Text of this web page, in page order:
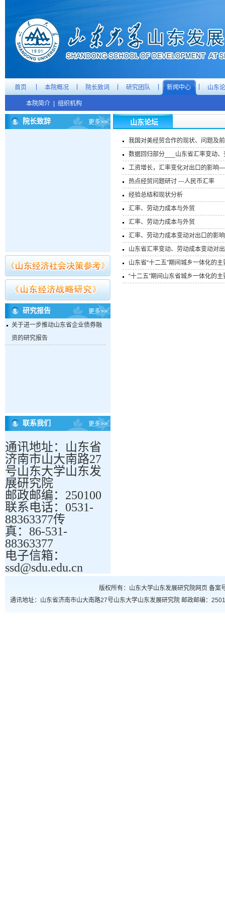
首页 本院概况 院长致词 研究团队 新闻中心 山东
本院简介 组织机构
院长致辞 更多>>
研究报告
更多>>
关于进一步推动山东省企业债券融
资的研究报告
联系我们 更多>>
通讯地址：山东省
济南市山大南路27
号山东大学山东发
展研究院
邮政邮编：250100
联系电话：0531-
88363377传
真：86-531-
88363377
电子信箱：
ssd@sdu.edu.cn
山东论坛
我国对美经贸合作的现状、问题及
数据回归部分___山东省汇率变动
工资增长，汇率变化对出口的影响
热点经贸问题研讨 ---人民币汇率
经验总结和现状分析
汇率、劳动力成本与外贸
汇率、劳动力成本与外贸
汇率、劳动力成本变动对出口的影响
山东省汇率变动、劳动成本变动对
山东省“十二五”期间城乡一体化的
“十二五”期间山东省城乡一体化的
版权所有：山东大学山东发展研究院网页 备案
通讯地址：山东省济南市山大南路27号山东大学山东发展研究院 邮政邮编：